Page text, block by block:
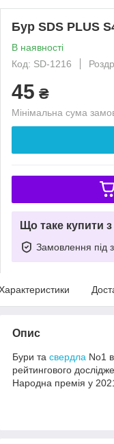
Бур SDS PLUS
В наявності
Код: SD-1216
45 ₴
Мінімальна сума
Що таке купити
Замовлення під
Опис
Бури та свердла No1
рейтингового
Народна премія у